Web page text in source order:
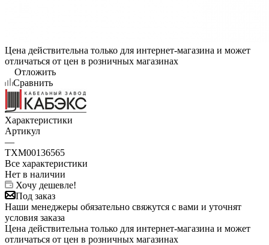
Цена действительна только для интернет-магазина и может
отличаться от цен в розничных магазинах
Отложить
Сравнить
Характеристики
Артикул
—
ТХМ00136565
Все характеристики
Нет в наличии
Хочу дешевле!
Под заказ
Наши менеджеры обязательно свяжутся с вами и уточнят
условия заказа
Цена действительна только для интернет-магазина и может
отличаться от цен в розничных магазинах